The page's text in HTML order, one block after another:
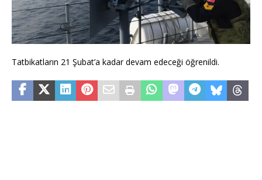
Tatbikatların 21 Şubat’a kadar devam edeceği öğrenildi.